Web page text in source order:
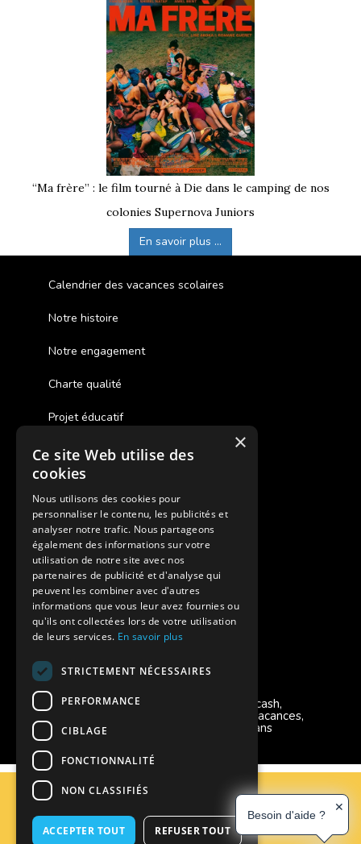
“Ma frère” : le film tourné à Die dans le camping de nos
colonies Supernova Juniors
En savoir plus ...
Calendrier des vacances scolaires
Notre histoire
Notre engagement
Charte qualité
Projet éducatif
Des colonies de vacances inclusives
Assurances annulations
Aides financières pour partir en colonie
Charte de confidentialité
Vacances Adaptées Adulte Supernova
Modes de règlement acceptés
Chèque, Virement, Espèces, Mandats cash,
Bons CAF, Conseil général, Chèques vacances,
Carte bancaire, Prise en charge reçu sans
règlement, Prélèvement, Pass Colo
Plan du site
Espace Professionnels
×
Ce site Web utilise des
cookies
Nous utilisons des cookies pour
personnaliser le contenu, les publicités et
analyser notre trafic. Nous partageons
également des informations sur votre
utilisation de notre site avec nos
partenaires de publicité et d'analyse qui
peuvent les combiner avec d'autres
informations que vous leur avez fournies ou
qu'ils ont collectées lors de votre utilisation
de leurs services. En savoir plus
STRICTEMENT NÉCESSAIRES
PERFORMANCE
CIBLAGE
FONCTIONNALITÉ
NON CLASSIFIÉS
ACCEPTER TOUT REFUSER TOUT
Besoin d'aide ?
✕